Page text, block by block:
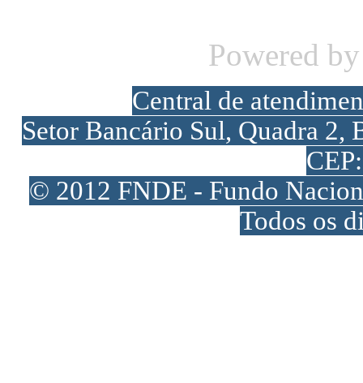
Powered
Central de
Setor Bancário Sul, Quadra
© 2012 FNDE - Fundo
Todos os